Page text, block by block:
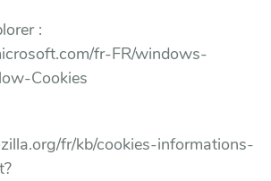
:
fr-FR/windows-
Cookies
fr/kb/cookies-informations-